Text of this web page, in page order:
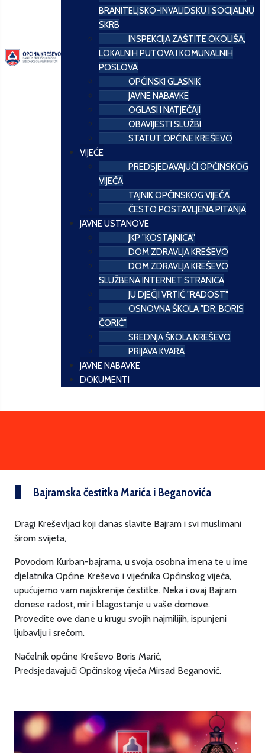
BRANITELJSKO-INVALIDSKU I SOCIJALNU
SKRB
INSPEKCIJA ZAŠTITE OKOLIŠA,
LOKALNIH PUTOVA I KOMUNALNIH
POSLOVA
OPĆINSKI GLASNIK
JAVNE NABAVKE
OGLASI I NATJEČAJI
OBAVIJESTI SLUŽBI
STATUT OPĆINE KREŠEVO
VIJEĆE
PREDSJEDAVAJUĆI OPĆINSKOG
VIJEĆA
TAJNIK OPĆINSKOG VIJEĆA
ČESTO POSTAVLJENA PITANJA
JAVNE USTANOVE
JKP "KOSTAJNICA"
DOM ZDRAVLJA KREŠEVO
DOM ZDRAVLJA KREŠEVO
SLUŽBENA INTERNET STRANICA
JU DJEČJI VRTIĆ "RADOST"
OSNOVNA ŠKOLA "DR. BORIS
ĆORIĆ"
SREDNJA ŠKOLA KREŠEVO
PRIJAVA KVARA
JAVNE NABAVKE
DOKUMENTI
Bajramska čestitka Marića i Beganovića
Dragi Kreševljaci koji danas slavite Bajram i svi muslimani
širom svijeta,
Povodom Kurban-bajrama, u svoja osobna imena te u ime
djelatnika Općine Kreševo i vijećnika Općinskog vijeća,
upućujemo vam najiskrenije čestitke. Neka i ovaj Bajram
donese radost, mir i blagostanje u vaše domove.
Provedite ove dane u krugu svojih najmilijih, ispunjeni
ljubavlju i srećom.
Načelnik općine Kreševo Boris Marić,
Predsjedavajući Općinskog vijeća Mirsad Beganović.